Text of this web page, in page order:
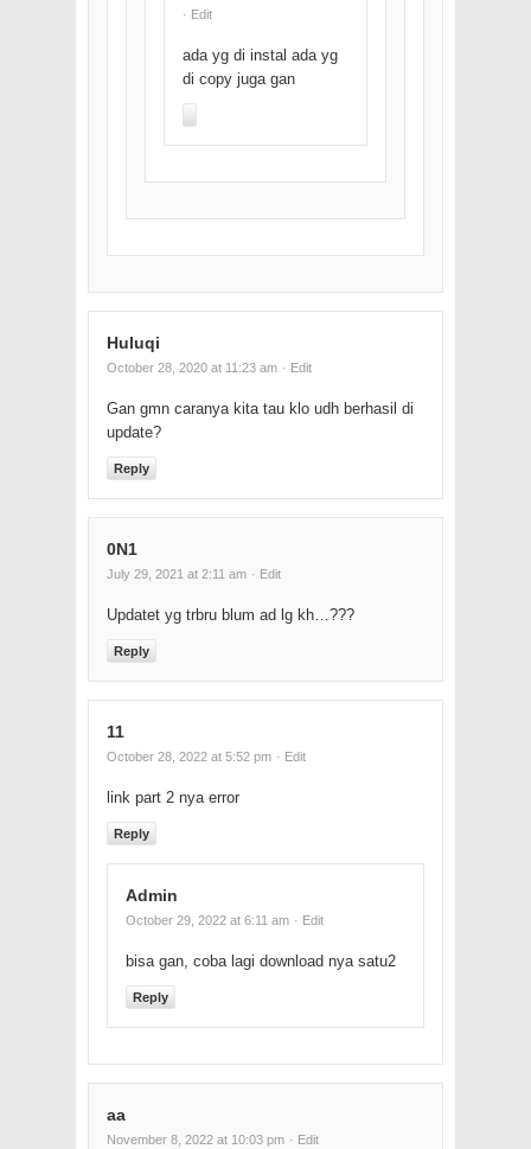
· Edit
ada yg di instal ada yg
di copy juga gan
Huluqi
October 28, 2020 at 11:23 am · Edit
Gan gmn caranya kita tau klo udh berhasil di
update?
Reply
0N1
July 29, 2021 at 2:11 am · Edit
Updatet yg trbru blum ad lg kh…???
Reply
11
October 28, 2022 at 5:52 pm · Edit
link part 2 nya error
Reply
Admin
October 29, 2022 at 6:11 am · Edit
bisa gan, coba lagi download nya satu2
Reply
aa
November 8, 2022 at 10:03 pm · Edit